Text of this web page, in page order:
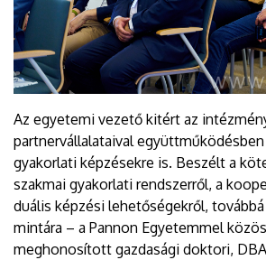
Az egyetemi vezető kitért az
partnervállalataival
gyakorlati képzésekre is. Beszélt a
szakmai gyakorlati rendszerről, a
duális képzési lehetőségekről,
mintára – a Pannon Egyetemmel
meghonosított gazdasági doktori,